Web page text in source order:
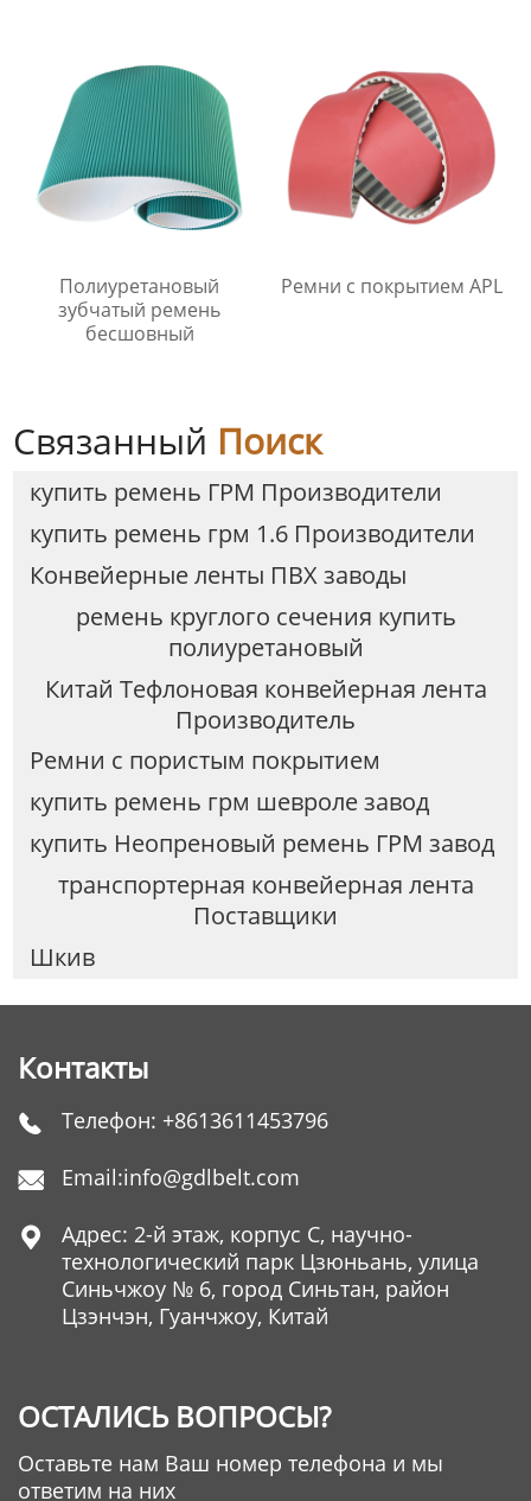
Полиуретановый
зубчатый ремень
бесшовный
Ремни с покрытием APL
Связанный Поиск
купить ремень ГРМ Производители
купить ремень грм 1.6 Производители
Конвейерные ленты ПВХ заводы
ремень круглого сечения купить
полиуретановый
Китай Тефлоновая конвейерная лента
Производитель
Ремни с пористым покрытием
купить ремень грм шевроле завод
купить Неопреновый ремень ГРМ завод
транспортерная конвейерная лента
Поставщики
Шкив
Контакты
 Телефон: +8613611453796
 Email:info@gdlbelt.com

Адрес: 2-й этаж, корпус C, научно-
технологический парк Цзюньань, улица
Синьчжоу № 6, город Синьтан, район
Цзэнчэн, Гуанчжоу, Китай
ОСТАЛИСЬ ВОПРОСЫ?
Оставьте нам Ваш номер телефона и мы
ответим на них